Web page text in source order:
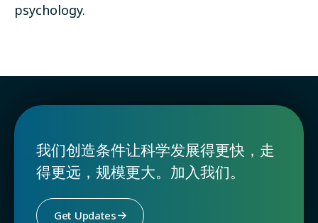
psychology.
我们创造条件让科学发展得更快，走
得更远，规模更大。加入我们。
Get Updates